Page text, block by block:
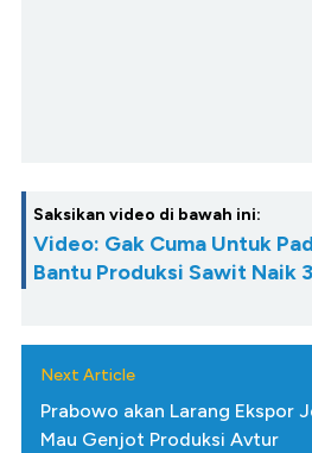
Saksikan video di bawah ini:
Video: Gak Cuma Untuk
Bantu Produksi Sawit Naik
Next Article
Prabowo akan Larang Ekspor
Mau Genjot Produksi Avtur